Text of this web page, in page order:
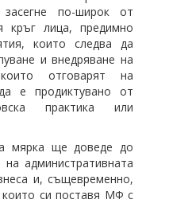
по-широк от
кръг лица, предимно
които следва да
и внедряване на
отговарят на
е продиктувано от
практика или
мярка ще доведе до
административната
и, същевременно,
които си поставя МФ с